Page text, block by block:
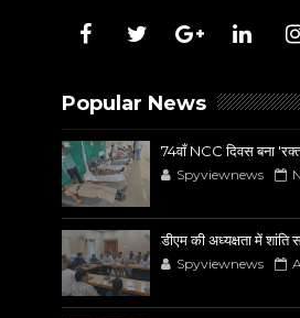
Popular News
74वाँ NCC दिवस बना
Spyviewnews
डीएम की अध्यक्षता में
Spyviewnews